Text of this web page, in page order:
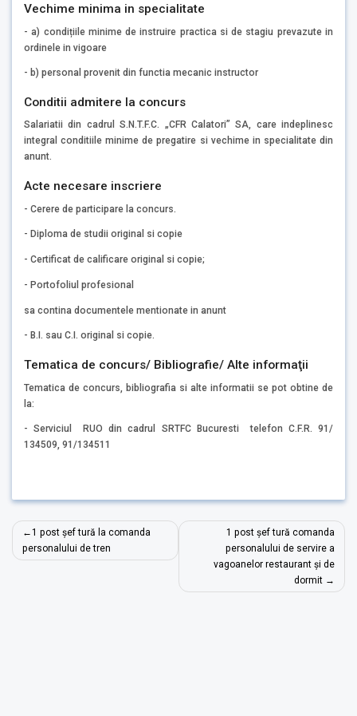
Vechime minima in specialitate
- a) condițiile minime de instruire practica si de stagiu prevazute in
ordinele in vigoare
- b) personal provenit din functia mecanic instructor
Conditii admitere la concurs
Salariatii din cadrul S.N.T.F.C. „CFR Calatori” SA, care indeplinesc
integral conditiile minime de pregatire si vechime in specialitate din
anunt.
Acte necesare inscriere
- Cerere de participare la concurs.
- Diploma de studii original si copie
- Certificat de calificare original si copie;
- Portofoliul profesional
sa contina documentele mentionate in anunt
- B.I. sau C.I. original si copie.
Tematica de concurs/ Bibliografie/ Alte informaţii
Tematica de concurs, bibliografia si alte informatii se pot obtine de
la:
- Serviciul RUO din cadrul SRTFC Bucuresti telefon C.F.R. 91/
134509, 91/134511
Navigare
în
1 post șef tură la comanda
personalului de tren
1 post șef tură comanda
personalului de servire a
vagoanelor restaurant și de
dormit